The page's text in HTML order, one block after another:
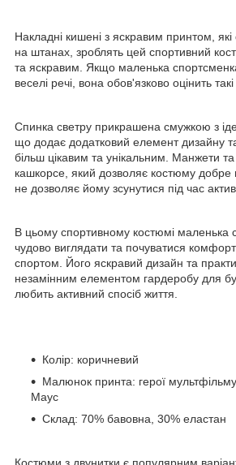
Накладні кишені з яскравим принтом, які
на штанах, зроблять цей спортивний
та яскравим. Якщо маленька
веселі речі, вона обов'язково оцінить такі
Спинка светру прикрашена смужкою з
що додає додатковий елемент дизайну
більш цікавим та унікальним. Манжети
кашкорсе, який дозволяє костюму добре
не дозволяє йому зсунутися під час
В цьому спортивному костюмі маленька
чудово виглядати та почуватися
спортом. Його яскравий дизайн та
незамінним елементом гардеробу для
любить активний спосіб життя.
Колір: коричневий
Малюнок принта: герої мультфільму
Маус
Склад: 70% бавовна, 30% еластан
Костюми з двунитки є популярним